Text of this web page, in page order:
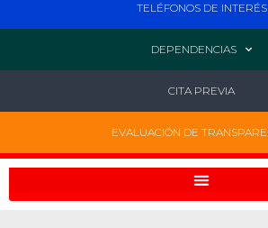
TELÉFONOS DE INTERÉS
DEPENDENCIAS
CITA PREVIA
EVALUACIÓN DE